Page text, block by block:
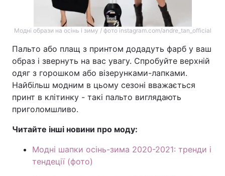
Модні образи на осінь і зиму / фото instagram.com/andre_tan_official
Пальто або плащ з принтом додадуть фарб у ваш
образ і звернуть на вас увагу. Спробуйте верхній
одяг з горошком або візерунками-лапками.
Найбільш модним в цьому сезоні вважається
принт в клітинку - такі пальто виглядають
приголомшливо.
Читайте інші новини про моду:
Модні шапки осінь-зима 2020-2021: тренди і
тендеції (фото)